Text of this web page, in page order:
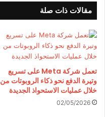
مقالات ذات صلة
تعمل شركة Meta على تسريع
وتيرة الدفع نحو ذكاء الروبوتات من
خلال عمليات الاستحواذ الجديدة
02/05/2026